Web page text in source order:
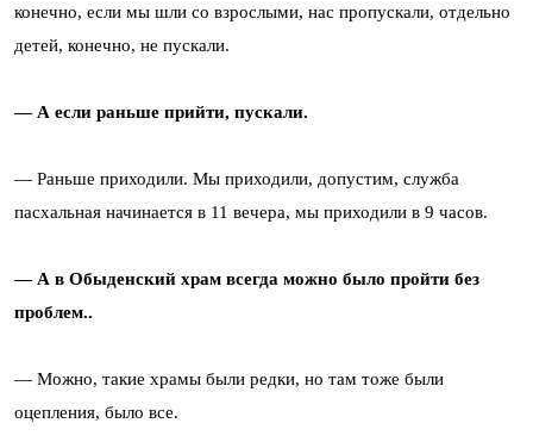
конечно, если мы шли со взрослыми, нас пропускали, отдельно
детей, конечно, не пускали.
— А если раньше прийти, пускали.
— Раньше приходили. Мы приходили, допустим, служба
пасхальная начинается в 11 вечера, мы приходили в 9 часов.
— А в Обыденский храм всегда можно было пройти без
проблем..
— Можно, такие храмы были редки, но там тоже были
оцепления, было все.